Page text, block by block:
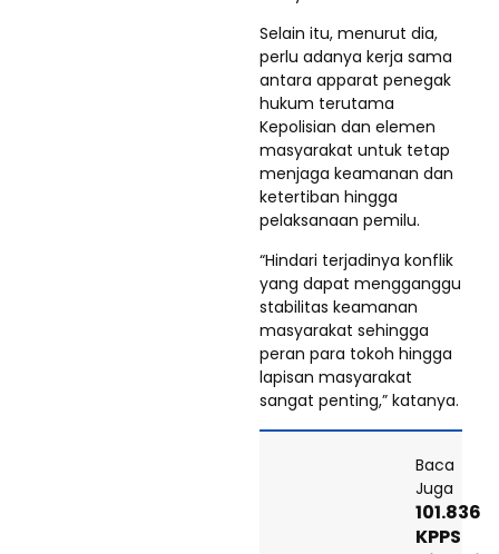
Selain itu, menurut dia,
perlu adanya kerja sama
antara apparat penegak
hukum terutama
Kepolisian dan elemen
masyarakat untuk tetap
menjaga keamanan dan
ketertiban hingga
pelaksanaan pemilu.
“Hindari terjadinya konflik
yang dapat mengganggu
stabilitas keamanan
masyarakat sehingga
peran para tokoh hingga
lapisan masyarakat
sangat penting,” katanya.
Baca
Juga
101.836
KPPS